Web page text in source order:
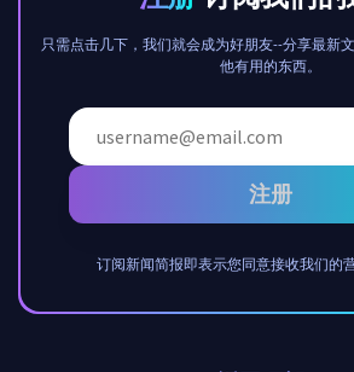
只需点击几下，我们就会成为好朋友--分享最新
他有用的东西。
注册
订阅新闻简报即表示您同意接收我们的